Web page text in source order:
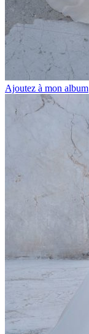
Ajoutez à mon album